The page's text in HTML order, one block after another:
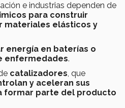
e industrias dependen de
para construir
materiales elásticos y
energía en baterías o
enfermedades.
catalizadores, que
y aceleran sus
formar parte del producto